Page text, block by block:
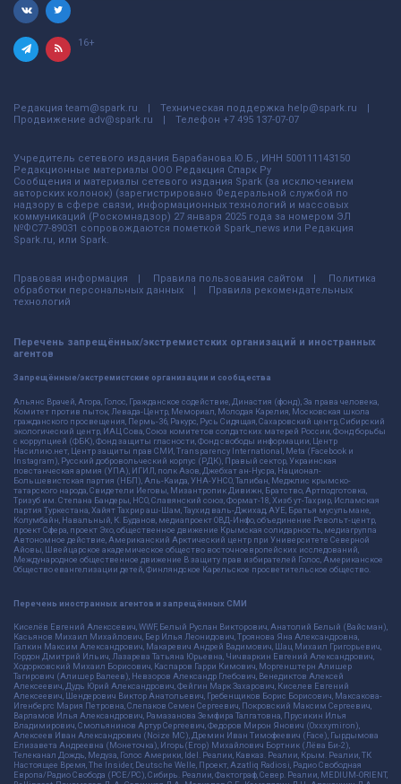
16+
Редакция team@spark.ru Техническая поддержка help@spark.ru
Продвижение adv@spark.ru Телефон +7 495 137-07-07
Учредитель сетевого издания Барабанова.Ю.Б., ИНН 500111143150
Редакционные материалы ООО Редакция Спарк Ру
Сообщения и материалы сетевого издания Spark (за исключением
авторских колонок) (зарегистрировано Федеральной службой по
надзору в сфере связи, информационных технологий и массовых
коммуникаций (Роскомнадзор) 27 января 2025 года за номером ЭЛ
№ФС77-89031 сопровождаются пометкой Spark_news или Редакция
Spark.ru, или Spark.
Правовая информация Правила пользования сайтом
Политика
обработки персональных данных
Правила рекомендательных
технологий
Перечень запрещённых/экстремистских организаций и иностранных
агентов
Запрещённые/экстремистские организации и сообщества
Альянс Врачей, Агора, Голос, Гражданское содействие, Династия (фонд), За права человека,
Комитет против пыток, Левада-Центр, Мемориал, Молодая Карелия, Московская школа
гражданского просвещения, Пермь-36, Ракурс, Русь Сидящая, Сахаровский центр, Сибирский
экологический центр, ИАЦ Сова, Союз комитетов солдатских матерей России, Фонд борьбы
с коррупцией (ФБК), Фонд защиты гласности, Фонд свободы информации, Центр
Насилию.нет, Центр защиты прав СМИ, Transparency International, Meta (Facebook и
Instagram), Русский добровольческий корпус (РДК), Правый сектор, Украинская
повстанческая армия (УПА), ИГИЛ, полк Азов, Джебхат ан-Нусра, Национал-
Большевистская партия (НБП), Аль-Каида, УНА-УНСО, Талибан, Меджлис крымско-
татарского народа, Свидетели Иеговы, Мизантропик Дивижн, Братство, Артподготовка,
Тризуб им. Степана Бандеры, НСО, Славянский союз, Формат-18, Хизб ут-Тахрир, Исламская
партия Туркестана, Хайят Тахрир аш-Шам, Таухид валь-Джихад, АУЕ, Братья мусульмане,
Колумбайн, Навальный, К. Буданов, медиапроект ОВД-Инфо, объединение Револьт-центр,
проект Сфера, проект Эхо, общественное движение Крымская солидарность, медиагруппа
Автономное действие, Американский Арктический центр при Университете Северной
Айовы, Швейцарское академическое общество восточноевропейских исследований,
Международное общественное движение В защиту прав избирателей Голос, Американское
Общество евангелизации детей, Финляндское Карельское просветительское общество.
Перечень иностранных агентов и запрещённых СМИ
Киселёв Евгений Алекссевич, WWF, Белый Руслан Викторович, Анатолий Белый (Вайсман),
Касьянов Михаил Михайлович, Бер Илья Леонидович, Троянова Яна Александровна,
Галкин Максим Александрович, Макаревич Андрей Вадимович, Шац Михаил Григорьевич,
Гордон Дмитрий Ильич, Лазарева Татьяна Юрьевна, Чичваркин Евгений Александрович,
Ходорковский Михаил Борисович, Каспаров Гарри Кимович, Моргенштерн Алишер
Тагирович (Алишер Валеев), Невзоров Александр Глебович, Венедиктов Алексей
Алексеевич, Дудь Юрий Александрович, Фейгин Марк Захарович, Киселев Евгений
Алексеевич, Шендерович Виктор Анатольевич, Гребенщиков Борис Борисович, Максакова-
Игенбергс Мария Петровна, Слепаков Семен Сергеевич, Покровский Максим Сергеевич,
Варламов Илья Александрович, Рамазанова Земфира Талгатовна, Прусикин Илья
Владимирович, Смольянинов Артур Сергеевич, Федоров Мирон Янович (Oxxxymiron),
Алексеев Иван Александрович (Noize MC), Дремин Иван Тимофеевич (Face), Гырдымова
Елизавета Андреевна (Монеточка), Игорь(Егор) Михайлович Бортник (Лёва Би-2),
Телеканал Дождь, Медуза, Голос Америки, Idel. Реалии, Кавказ. Реалии, Крым. Реалии, ТК
Настоящее Время, The Insider, Deutsche Welle, Проект, Azatliq Radiosi, Радио Свободная
Европа/Радио Свобода (PCE/PC), Сибирь. Реалии, Фактограф, Север. Реалии, MEDIUM-ORIENT,